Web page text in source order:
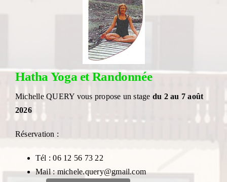
Hatha Yoga et Randonnée
Michelle QUERY vous propose un stage du 2 au 7 août
2026
Réservation :
Tél : 06 12 56 73 22
Mail : michele.query@gmail.com